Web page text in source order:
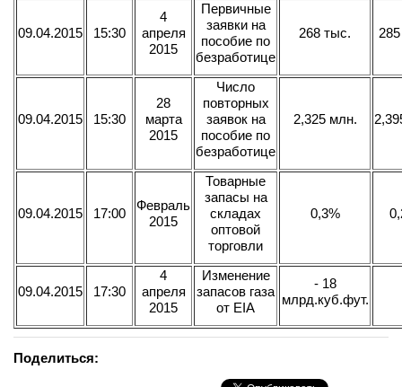
09.04.2015 15:30
4
апреля
2015
Первичные
заявки на
пособие по
безработице
268 тыс.
09.04.2015 15:30
28
марта
2015
Число
повторных
заявок на
пособие по
безработице
2,325 млн.
09.04.2015 17:00
Февраль
2015
Товарные
запасы на
складах
оптовой
торговли
0,3%
09.04.2015 17:30
4
апреля
2015
Изменение
запасов газа
от EIA
- 18
млрд.куб.фут.
Поделиться: